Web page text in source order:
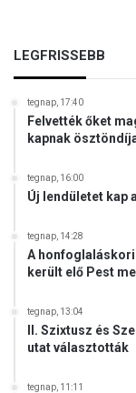
LEGFRISSEBB
tegnap, 17:40
Felvették őket
kapnak
tegnap, 16:00
Új lendületet kap
tegnap, 14:28
A
került elő Pest
tegnap, 13:04
II. Szixtusz és
utat választották
tegnap, 11:11